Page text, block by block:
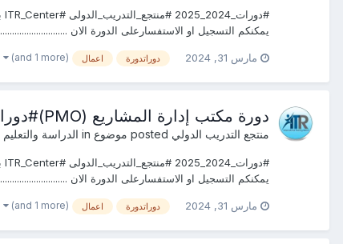
يمكنكم التسجيل او الاستفسارعلى الدورة الان ............................
مارس 31, 2024 دوراتدورة اعمال (and 1 more)
دورة مكتب إدارة المشاريع (PMO)#دورات #الهندسة #المدنية #وأعمال #البناء#ITR
منتجع التدريب الدولي الدراسة والتعليم
يمكنكم التسجيل او الاستفسارعلى الدورة الان ............................
مارس 31, 2024 دوراتدورة اعمال (and 1 more)